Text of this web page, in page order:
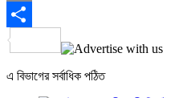
Email
Share
এ বিভাগের সর্বাধিক পঠিত